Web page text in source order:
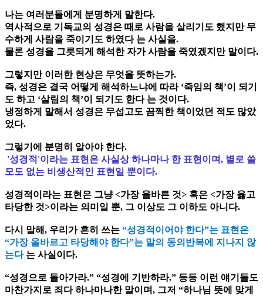
나는 여러분들에게 분명하게 말한다.
역사적으로 기독교의 성경은 때로 사람을 살리기도 했지만 무
수하게 사람을 죽이기도 하였다 는 사실을.
물론 성경을 그릇되게 해석한 자가 사람을 죽였겠지만 말이다.
그렇지만 이러한 현상은 무엇을 뜻하는가.
즉, 성경은 결국 어떻게 해석하느냐에 따라 ‘죽임의 책’이 되기
도 하고 ‘살림의 책’이 되기도 한다 는 것이다.
냉정하게 말해서 성경은 무섭고도 끔찍한 책이었던 적도 많았
었다.
그렇기에 분명히 알아야 한다.
'성경적'이라는 표현은 사실상 하나마나 한 표현이며, 별로 쓸
모도 없는 비생산적인 표현일 뿐이다.
성경적이라는 표현은 그냥 <가장 올바른 것> 혹은 <가장 옳고
타당한 것>이라는 의미일 뿐, 그 이상도 그 이하도 아니다.
다시 말해, 우리가 흔히 쓰는 “성경적이어야 한다”는 표현은
“가장 올바르고 타당해야 한다”는 말의 동의반복에 지나지 않
는다 는 사실이다.
“성경으로 돌아가라.” “성경에 기반하라.” 등등 이런 얘기들도
마찬가지로 죄다 하나마나한 말이며, 그저 “하나님 뜻에 맞게